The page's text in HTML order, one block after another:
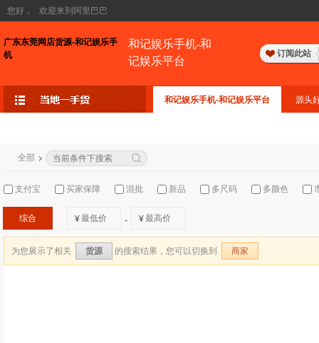
您好， 欢迎来到阿里巴巴
广东东莞网店货源-和记娱乐手
机
和记娱乐手机-和
记娱乐平台
订阅此站
和记娱乐手机-和记娱乐平台 源头
全部
支付宝 买家保障 混批 新品 多尺码 多颜色
综合 ¥ - ¥
为您展示了相关 货源 的搜索结果，您可以切换到 商家